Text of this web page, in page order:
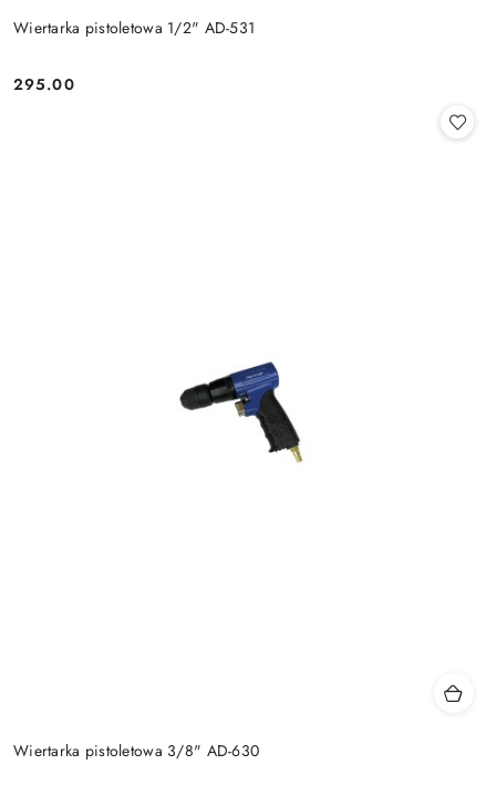
Wiertarka pistoletowa 1/2" AD-531
Cena:
295.00
Wiertarka pistoletowa 3/8" AD-630